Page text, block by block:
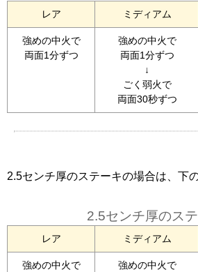
レア ミディアム
強めの中火で
両面1分ずつ
強めの中火で
両面1分ずつ
↓
ごく弱火で
両面30秒ずつ
2.5センチ厚のステーキの場合は、下
2.5センチ厚のス
レア ミディアム
強めの中火で
強めの中火で